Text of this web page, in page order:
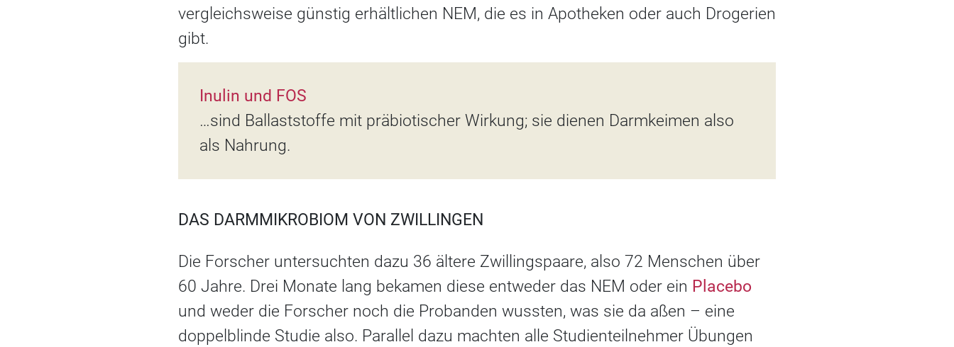
vergleichsweise günstig erhältlichen NEM, die es in Apotheken oder auch Drogerien
gibt.
Inulin und FOS
…sind Ballaststoffe mit präbiotischer Wirkung; sie dienen Darmkeimen also
als Nahrung.
DAS DARMMIKROBIOM VON ZWILLINGEN
Die Forscher untersuchten dazu 36 ältere Zwillingspaare, also 72 Menschen über
60 Jahre. Drei Monate lang bekamen diese entweder das NEM oder ein Placebo
und weder die Forscher noch die Probanden wussten, was sie da aßen – eine
doppelblinde Studie also. Parallel dazu machten alle Studienteilnehmer Übungen